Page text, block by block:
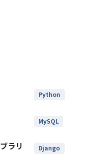
Python
MySQL
ラリ Django